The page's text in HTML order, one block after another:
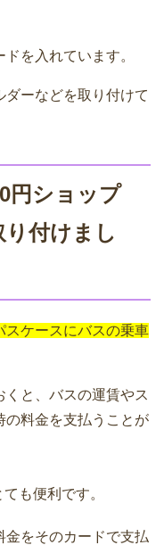
を入れています。
ーなどを取り付けて
円ショップ
付けまし
スケースにバスの乗車
と、バスの運賃やス
の料金を支払うことが
ても便利です。
金をそのカードで支払